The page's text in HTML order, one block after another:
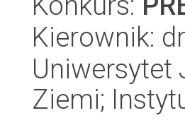
Kierownik:
Uniwersytet
Ziemi;